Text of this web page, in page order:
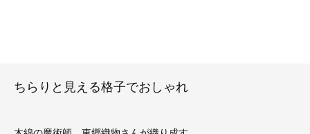
ちらりと見える格子でおしゃれ